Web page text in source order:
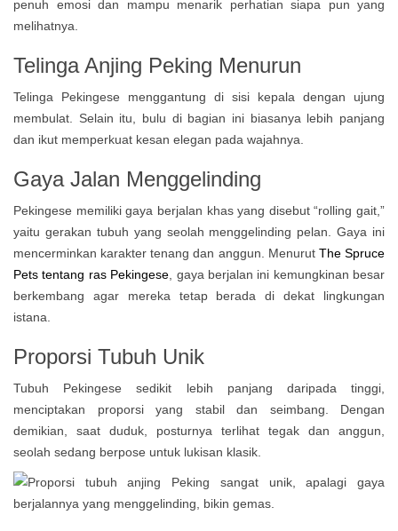
penuh emosi dan mampu menarik perhatian siapa pun yang
melihatnya.
Telinga Anjing Peking Menurun
Telinga Pekingese menggantung di sisi kepala dengan ujung
membulat. Selain itu, bulu di bagian ini biasanya lebih panjang
dan ikut memperkuat kesan elegan pada wajahnya.
Gaya Jalan Menggelinding
Pekingese memiliki gaya berjalan khas yang disebut “rolling gait,”
yaitu gerakan tubuh yang seolah menggelinding pelan. Gaya ini
mencerminkan karakter tenang dan anggun. Menurut The Spruce
Pets tentang ras Pekingese , gaya berjalan ini kemungkinan besar
berkembang agar mereka tetap berada di dekat lingkungan
istana.
Proporsi Tubuh Unik
Tubuh Pekingese sedikit lebih panjang daripada tinggi,
menciptakan proporsi yang stabil dan seimbang. Dengan
demikian, saat duduk, posturnya terlihat tegak dan anggun,
seolah sedang berpose untuk lukisan klasik.